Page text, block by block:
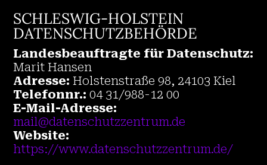
SCHLESWIG-HOLSTEIN
DATENSCHUTZBEHÖRDE
Landesbeauftragte für Datenschutz:
Marit Hansen
Adresse:Holstenstraße 98, 24103 Kiel
Telefonnr.: 04 31/988-12 00
E-Mail-Adresse:
mail@datenschutzzentrum.de
Website:
https://www.datenschutzzentrum.de/